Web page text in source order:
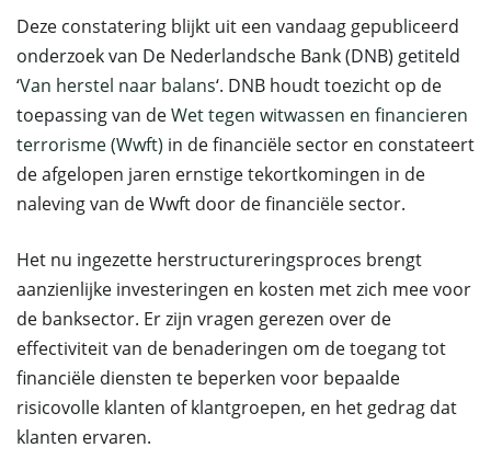
Deze constatering blijkt uit een vandaag gepubliceerd
onderzoek van De Nederlandsche Bank (DNB) getiteld
‘Van herstel naar balans‘. DNB houdt toezicht op de
toepassing van deWet tegen witwassen en financieren
terrorisme (Wwft) in de financiële sector en constateert
de afgelopen jaren ernstige tekortkomingen in de
naleving van de Wwft door de financiële sector.
Het nu ingezette herstructureringsproces brengt
aanzienlijke investeringen en kosten met zich mee voor
de banksector. Er zijn vragen gerezen over de
effectiviteit van de benaderingen om de toegang tot
financiële diensten te beperken voor bepaalde
risicovolle klanten of klantgroepen, en het gedrag dat
klanten ervaren.